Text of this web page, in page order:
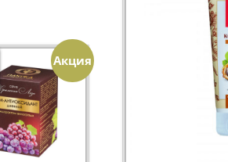
Акция